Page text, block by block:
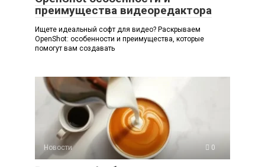
преимущества видеоредактора
Ищете идеальный софт для видео? Раскрываем
OpenShot: особенности и преимущества, которые
помогут вам создавать
Новости 0